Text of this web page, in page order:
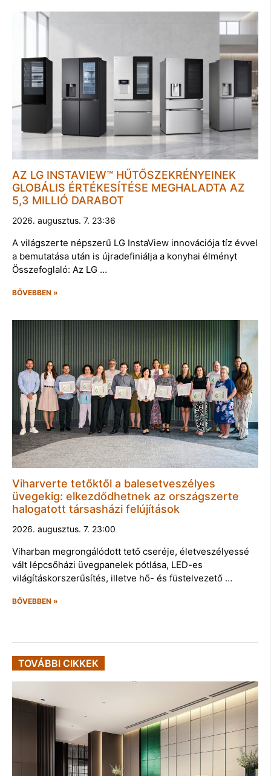
AZ LG INSTAVIEW™ HŰTŐSZEKRÉNYEINEK
GLOBÁLIS ÉRTÉKESÍTÉSE MEGHALADTA AZ
5,3 MILLIÓ DARABOT
2026. augusztus. 7. 23:36
A világszerte népszerű LG InstaView innovációja tíz évvel
a bemutatása után is újradefiniálja a konyhai élményt
Összefoglaló: Az LG …
BŐVEBBEN »
Viharverte tetőktől a balesetveszélyes
üvegekig: elkezdődhetnek az országszerte
halogatott társasházi felújítások
2026. augusztus. 7. 23:00
Viharban megrongálódott tető cseréje, életveszélyessé
vált lépcsőházi üvegpanelek pótlása, LED-es
világításkorszerűsítés, illetve hő- és füstelvezető …
BŐVEBBEN »
TOVÁBBI CIKKEK